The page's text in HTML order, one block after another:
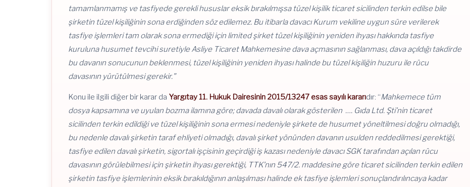
tamamlanmamış ve tasfiyede gerekli hususlar eksik bırakılmışsa tüzel kişilik ticaret sicilinden terkin edilse bile
şirketin tüzel kişiliğinin sona erdiğinden söz edilemez. Bu itibarla davacı Kurum vekiline uygun süre verilerek
tasfiye işlemleri tam olarak sona ermediği için limited şirket tüzel kişiliğinin yeniden ihyası hakkında tasfiye
kuruluna husumet tevcihi suretiyle Asliye Ticaret Mahkemesine dava açmasının sağlanması, dava açıldığı takdirde
bu davanın sonucunun beklenmesi, tüzel kişiliğinin yeniden ihyası halinde bu tüzel kişiliğin huzuru ile rücu
davasının yürütülmesi gerekir.”
Konu ile ilgili diğer bir karar da Yargıtay 11. Hukuk Dairesinin 2015/13247 esas sayılı kararıdır: “Mahkemece tüm
dosya kapsamına ve uyulan bozma ilamına göre; davada davalı olarak gösterilen …. Gıda Ltd. Şti’nin ticaret
sicilinden terkin edildiği ve tüzel kişiliğinin sona ermesi nedeniyle şirkete de husumet yöneltilmesi doğru olmadığı,
bu nedenle davalı şirketin taraf ehliyeti olmadığı, davalı şirket yönünden davanın usulden reddedilmesi gerektiği,
tasfiye edilen davalı şirketin, sigortalı işçisinin geçirdiği iş kazası nedeniyle davacı SGK tarafından açılan rücu
davasının görülebilmesi için şirketin ihyası gerektiği, TTK’nın 547/2. maddesine göre ticaret sicilinden terkin edilen
şirketin tasfiye işlemlerinin eksik bırakıldığının anlaşılması halinde ek tasfiye işlemleri sonuçlandırılıncaya kadar